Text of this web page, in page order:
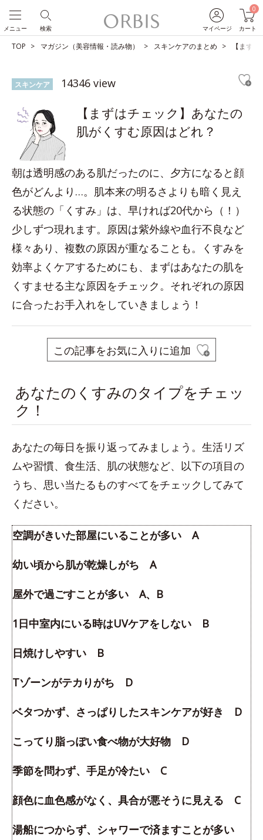
マイページ
0
カート
検索
メニュー
TOP マガジン（美容情報・読み物） スキンケアのまとめ 【まず
スキンケア 14346 view
【まずはチェック】あなたの
肌がくすむ原因はどれ？
朝は透明感のある肌だったのに、夕方になると顔
色がどんより…。肌本来の明るさよりも暗く見え
る状態の「くすみ」は、早ければ20代から（！）
少しずつ現れます。原因は紫外線や血行不良など
様々あり、複数の原因が重なることも。くすみを
効率よくケアするためにも、まずはあなたの肌を
くすませる主な原因をチェック。それぞれの原因
に合ったお手入れをしていきましょう！
この記事をお気に入りに追加
あなたのくすみのタイプをチェッ
ク！
あなたの毎日を振り返ってみましょう。生活リズ
ムや習慣、食生活、肌の状態など、以下の項目の
うち、思い当たるものすべてをチェックしてみて
ください。
空調がきいた部屋にいることが多い A
幼い頃から肌が乾燥しがち A
屋外で過ごすことが多い A、B
1日中室内にいる時はUVケアをしない B
日焼けしやすい B
Tゾーンがテカりがち D
ベタつかず、さっぱりしたスキンケアが好き D
こってり脂っぽい食べ物が大好物 D
季節を問わず、手足が冷たい C
顔色に血色感がなく、具合が悪そうに見える C
湯船につからず、シャワーで済ますことが多い